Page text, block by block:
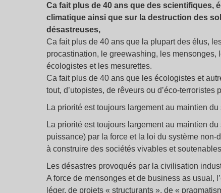
Ca fait plus de 40 ans que des scientifiques,
climatique ainsi que sur la destruction des
désastreuses,
Ca fait plus de 40 ans que la plupart des élus,
procastination, le greewashing, les
écologistes et les mesurettes.
Ca fait plus de 40 ans que les écologistes et
tout, d’utopistes, de rêveurs ou d’éco-
La priorité est toujours largement au maintien
La priorité est toujours largement au maintien
puissance) par la force et la loi du système
à construire des sociétés vivables et
Les désastres provoqués par la civilisation
A force de mensonges et de business as usual,
léger, de projets « structurants », de «